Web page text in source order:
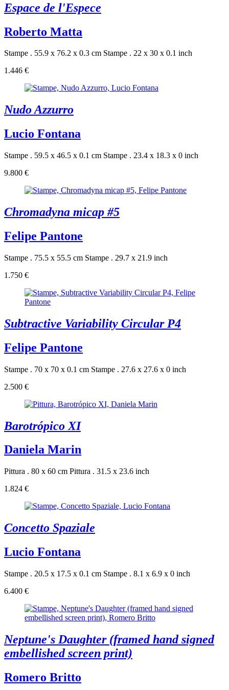
Espace de l'Espece
Roberto Matta
Stampe . 55.9 x 76.2 x 0.3 cm Stampe . 22 x 30 x 0.1 inch
1.446 €
Nudo Azzurro
Lucio Fontana
Stampe . 59.5 x 46.5 x 0.1 cm Stampe . 23.4 x 18.3 x 0 inch
9.800 €
Chromadyna micap #5
Felipe Pantone
Stampe . 75.5 x 55.5 cm Stampe . 29.7 x 21.9 inch
1.750 €
Subtractive Variability Circular P4
Felipe Pantone
Stampe . 70 x 70 x 0.1 cm Stampe . 27.6 x 27.6 x 0 inch
2.500 €
Barotrópico XI
Daniela Marin
Pittura . 80 x 60 cm Pittura . 31.5 x 23.6 inch
1.824 €
Concetto Spaziale
Lucio Fontana
Stampe . 20.5 x 17.5 x 0.1 cm Stampe . 8.1 x 6.9 x 0 inch
6.400 €
Neptune's Daughter (framed hand signed
embellished screen print)
Romero Britto